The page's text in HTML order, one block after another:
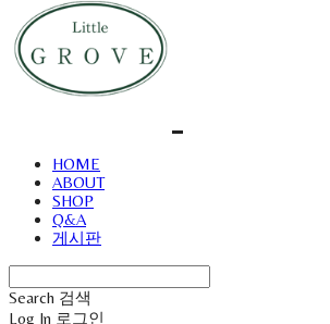
HOME
ABOUT
SHOP
Q&A
게시판
Search 검색
Log In 로그인